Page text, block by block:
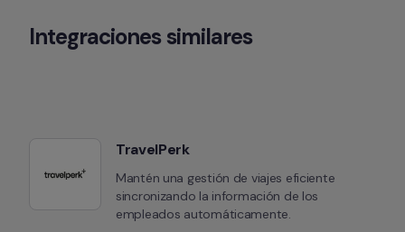
Integraciones similares
TravelPerk
Mantén una gestión de viajes eficiente
sincronizando la información de los
empleados automáticamente.